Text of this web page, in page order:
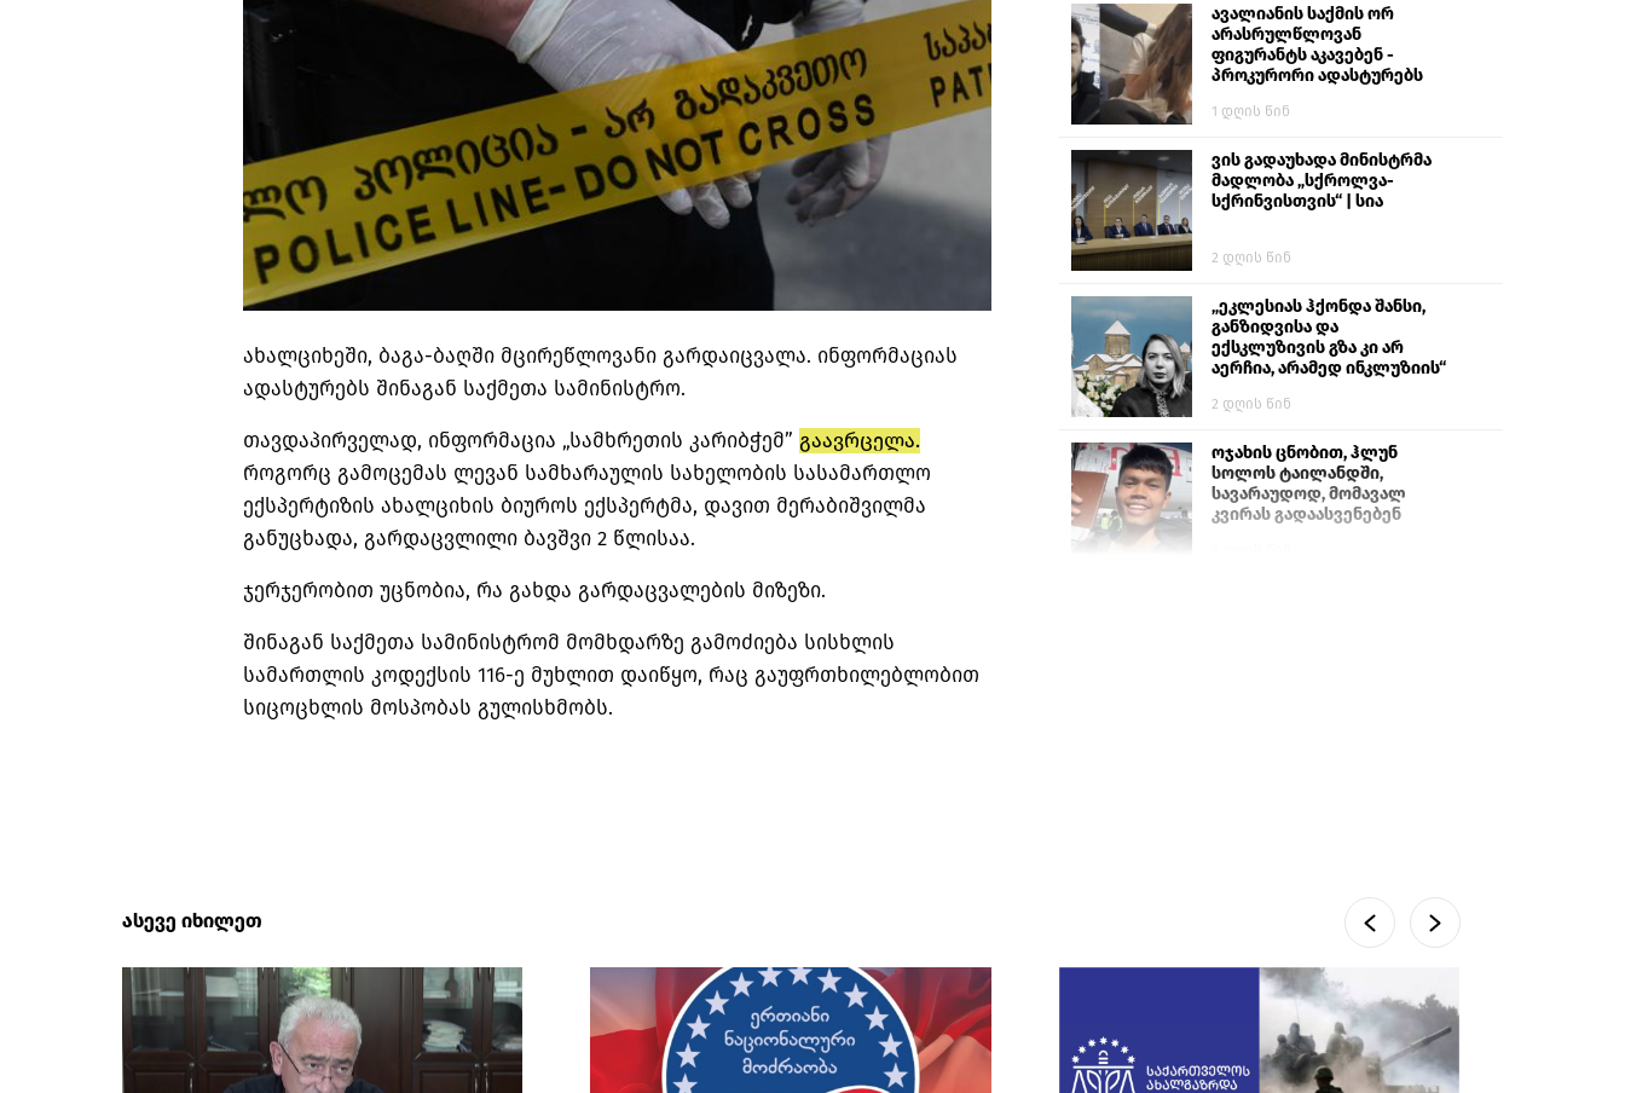
ახალციხეში, ბაგა-ბაღში მცირეწლოვანი გარდაიცვალა. ინფორმაციას
ადასტურებს შინაგან საქმეთა სამინისტრო.
თავდაპირველად, ინფორმაცია „სამხრეთის კარიბჭემ” გაავრცელა.
როგორც გამოცემას ლევან სამხარაულის სახელობის სასამართლო
ექსპერტიზის ახალციხის ბიუროს ექსპერტმა, დავით მერაბიშვილმა
განუცხადა, გარდაცვლილი ბავშვი 2 წლისაა.
ჯერჯერობით უცნობია, რა გახდა გარდაცვალების მიზეზი.
შინაგან საქმეთა სამინისტრომ მომხდარზე გამოძიება სისხლის
სამართლის კოდექსის 116-ე მუხლით დაიწყო, რაც გაუფრთხილებლობით
სიცოცხლის მოსპობას გულისხმობს.
გიგა ავალიანს“
ავალიანის საქმის ორ
არასრულწლოვან
ფიგურანტს აკავებენ -
პროკურორი ადასტურებს
1 დღის წინ
ვის გადაუხადა მინისტრმა
მადლობა „სქროლვა-
სქრინვისთვის“ | სია
2 დღის წინ
„ეკლესიას ჰქონდა შანსი,
განზიდვისა და
ექსკლუზივის გზა კი არ
აერჩია, არამედ ინკლუზიის“
2 დღის წინ
ოჯახის ცნობით, ჰლუნ
სოლოს ტაილანდში,
სავარაუდოდ, მომავალ
კვირას გადაასვენებენ
მობილობით კერძო
უნივერსიტეტში თუ
გადადის, დაფინანსება აღარ
ექნება
6 დღის წინ
ნიკოლ ფაშინიანის ცოლს,
ანნა აკობიანს მოკვლით
დაემუქრნენ — სომხეთში
ასევე იხილეთ